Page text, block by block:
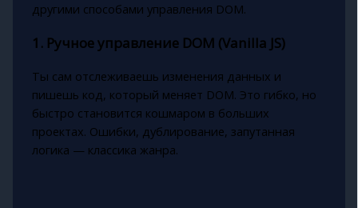
другими способами управления DOM.
1. Ручное управление DOM (Vanilla JS)
Ты сам отслеживаешь изменения данных и
пишешь код, который меняет DOM. Это гибко, но
быстро становится кошмаром в больших
проектах. Ошибки, дублирование, запутанная
логика — классика жанра.